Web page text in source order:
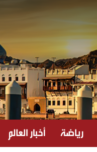
رياضة أخبار العالم